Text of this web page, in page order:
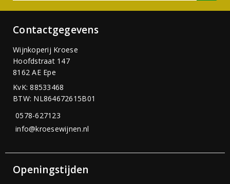
Contactgegevens
Wijnkoperij Kroese
Hoofdstraat 147
8162 AE Epe
KvK: 88533468
BTW: NL864672615B01
0578-627123
info@kroesewijnen.nl
Openingstijden